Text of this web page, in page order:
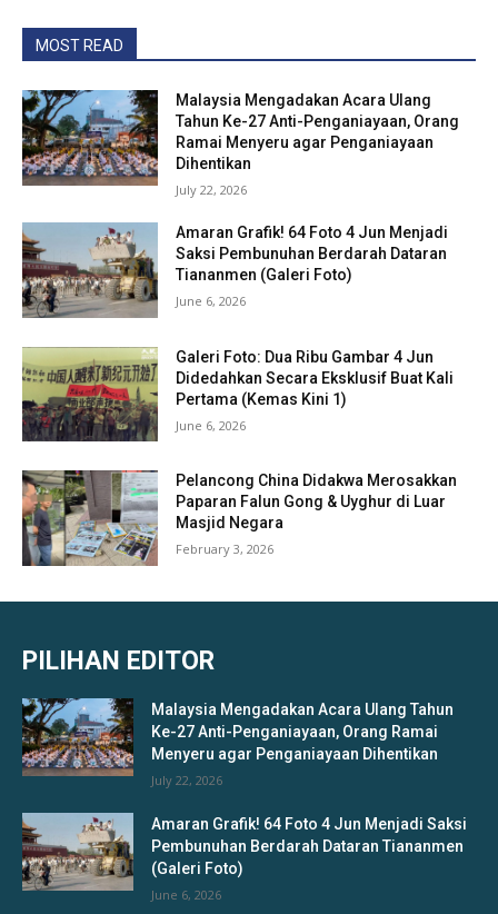
MOST READ
Malaysia Mengadakan Acara Ulang
Tahun Ke-27 Anti-Penganiayaan, Orang
Ramai Menyeru agar Penganiayaan
Dihentikan
July 22, 2026
Amaran Grafik! 64 Foto 4 Jun Menjadi
Saksi Pembunuhan Berdarah Dataran
Tiananmen (Galeri Foto)
June 6, 2026
Galeri Foto: Dua Ribu Gambar 4 Jun
Didedahkan Secara Eksklusif Buat Kali
Pertama (Kemas Kini 1)
June 6, 2026
Pelancong China Didakwa Merosakkan
Paparan Falun Gong & Uyghur di Luar
Masjid Negara
February 3, 2026
PILIHAN EDITOR
Malaysia Mengadakan Acara Ulang Tahun
Ke-27 Anti-Penganiayaan, Orang Ramai
Menyeru agar Penganiayaan Dihentikan
July 22, 2026
Amaran Grafik! 64 Foto 4 Jun Menjadi Saksi
Pembunuhan Berdarah Dataran Tiananmen
(Galeri Foto)
June 6, 2026